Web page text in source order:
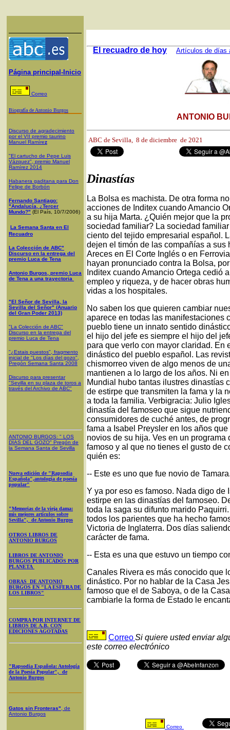
Página principal-Inicio
Correo
Biografía de Antonio Burgos
Discurso de agradecimiento
por el VII premio taurino
Manuel Ramírez
"El cartucho de Pepe Luis
Vázquez", premio Manuel
Ramírez 2014
Habanera gaditana para Don
Felipe de Borbón
Fernando Santiago:
"Andalucía, ¿Tercer
Mundo?" (El País, 10/7/2006)
La Semana Santa en El
Recuadro
La Colección de ABC"
Discurso en la entrega del
premio Luca de Tena
Antonio Burgos, premio Luca
de Tena a una trayectoria
"El Señor de Sevilla, la
Sevilla del Señor" (Anuario
del Gran Poder 2013)
"La Colección de ABC"
Discurso en la entrega del
premio Luca de Tena
"¿Estais puestos", fragmento
inicial de "Los días del gozo",
Pregón Semana Santa 2008
Discurso para presentar
"Sevilla en su plaza de toros a
través del Archivo de ABC"
ANTONIO BURGOS: " LOS
DÍAS DEL GOZO" Pregón de
la Semana Santa de Sevilla
Nueva edición de "Rapsodia
Española",antología de poesía
popular"
"Memorias de la vieja dama:
mis mejores artículos sobre
Sevilla", de Antonio Burgos
OTROS LIBROS DE
ANTONIO BURGOS
LIBROS DE ANTONIO
BURGOS PUBLICADOS POR
PLANETA
OBRAS DE ANTONIO
BURGOS EN "LA ESFERA DE
LOS LIBROS"
COMPRA POR INTERNET DE
LIBROS DE A.B. CON
EDICIONES AGOTADAS
"Rapsodia Española: Antología
de la Poesía Popular", de
Antonio Burgos
Gatos sin Fronteras" , de
Antonio Burgos
El recuadro de hoy Artículos de días
ANTONIO
ABC de Sevilla, 8 de diciembre de 2021
Dinastías
La Bolsa es machista. De otra forma
acciones de Inditex cuando Amancio
a su hija Marta. ¿Quién mejor que la
sociedad familiar? La sociedad
ciento del tejido empresarial español.
dejen el timón de las compañías a
Areces en El Corte Inglés o en
hayan pronunciado contra la Bolsa,
Inditex cuando Amancio Ortega cedió
empleo y riqueza, y de hacer obras
vidas a los hospitales.
No saben los que quieren cambiar
aparece en todas las manifestaciones
pueblo tiene un innato sentido
el hijo del jefe es siempre el hijo del
para que verlo con mayor claridad. En
dinástico del pueblo español. Las
chismorreo viven de algo menos de
mantienen a lo largo de los años. Ni
Mundial hubo tantas ilustres dinastías
de estirpe que transmiten la fama y la
a toda la familia. Verbigracia: Julio
dinastía del famoseo que sigue
consumidores de cuché antes, de
fama a Isabel Preysler en los años
novios de su hija. Ves en un
famoso y al que no tienes el gusto de
quién es:
-- Este es uno que fue novio de
Y ya por eso es famoso. Nada digo
estirpe en las dinastías del famoseo.
toda la saga su difunto marido
todos los parientes que ha hecho
Victoria de Inglaterra. Dos días
carácter de fama.
-- Esta es una que estuvo un tiempo
Canales Rivera es más conocido que
dinástico. Por no hablar de la Casa
famoso que el de Saboya, o de la
cambiarle la forma de Estado le
CorreoSi quiere usted enviar
este correo electrónico
Correo